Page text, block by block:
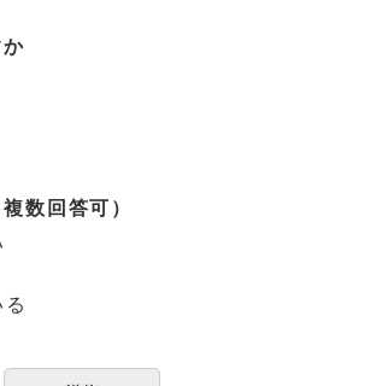
数回答可）